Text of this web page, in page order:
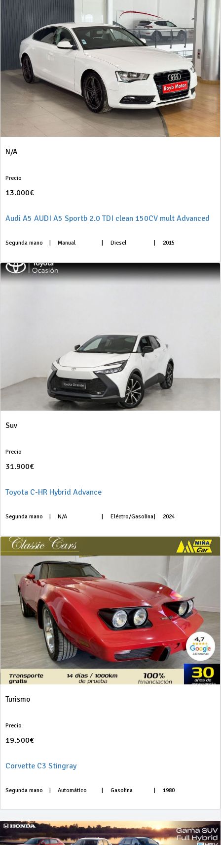
N/A
Precio
13.000€
Audi A5 AUDI A5 Sportb 2.0 TDI clean 150CV mult Advanced
Segunda mano Manual Diesel 2015
Suv
Precio
31.900€
Toyota C-HR Hybrid Advance
Segunda mano N/A Eléctro/Gasolina 2024
Turismo
Precio
19.500€
Corvette C3 Stingray
Segunda mano Automático Gasolina 1980